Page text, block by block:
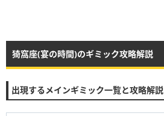
猗窩座(宴の時間)のギミック攻略解説
出現するメインギミック一覧と攻略解説